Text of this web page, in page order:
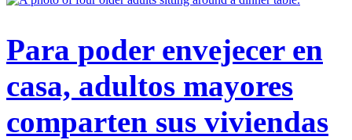
Para poder envejecer en
casa, adultos mayores
comparten sus viviendas